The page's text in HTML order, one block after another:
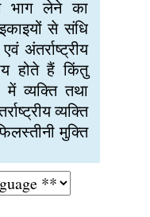
भाग लेने का
से संधि
अंतर्राष्ट्रीय
होते हैं किंतु
व्यक्ति तथा
व्यक्ति
मुक्ति